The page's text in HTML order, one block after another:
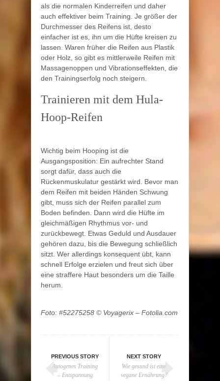
als die normalen Kinderreifen und daher
auch effektiver beim Training. Je größer der
Durchmesser des Reifens ist, desto
einfacher ist es, ihn um die Hüfte kreisen zu
lassen. Waren früher die Reifen aus Plastik
oder Holz, so gibt es mittlerweile Reifen mit
Massagenoppen und Vibrationseffekten, die
den Trainingserfolg noch steigern.
Trainieren mit dem Hula-
Hoop-Reifen
Wichtig beim Hooping ist die
Ausgangsposition: Ein aufrechter Stand
sorgt dafür, dass auch die
Rückenmuskulatur gestärkt wird. Bevor man
dem Reifen mit beiden Händen Schwung
gibt, muss sich der Reifen parallel zum
Boden befinden. Dann wird die Hüfte im
gleichmäßigen Rhythmus vor- und
zurückbewegt. Etwas Geduld und Ausdauer
gehören dazu, bis die Bewegung schließlich
sitzt. Wer allerdings konsequent übt, kann
schnell Erfolge erzielen und freut sich über
eine straffere Haut besonders um die Taille
herum.
Foto: #52275258 © Voyagerix – Fotolia.com
PREVIOUS STORY
Autogenes Training
– Entspannung
NEXT STORY
Wie gesund ist eine
vegane Ernährung?